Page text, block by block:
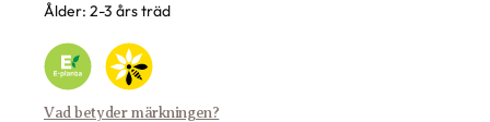
Ålder: 2-3 års träd
Vad betyder märkningen?